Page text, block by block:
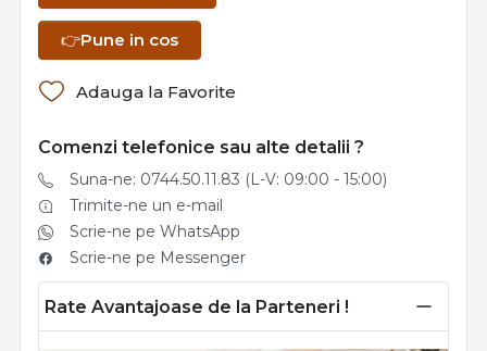
👉Pune in cos
Adauga la Favorite
Comenzi telefonice sau alte detalii ?
Suna-ne: 0744.50.11.83 (L-V: 09:00 - 15:00)
Trimite-ne un e-mail
Scrie-ne pe WhatsApp
Scrie-ne pe Messenger
Rate Avantajoase de la Parteneri !